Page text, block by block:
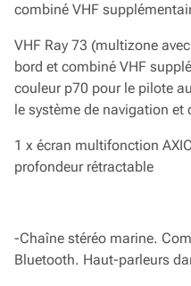
combiné VHF
VHF Ray 73 (multizone
bord et combiné VHF
couleur p70 pour le pilote
le système de navigation et
1 x écran multifonction
profondeur rétractable
-Chaîne stéréo marine.
Bluetooth. Haut-parleurs